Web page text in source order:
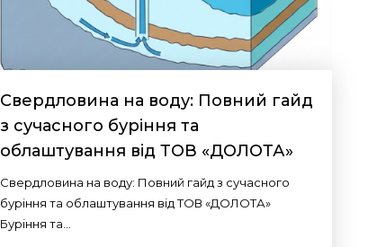
Свердловина на воду: Повний гайд
з сучасного буріння та
облаштування від ТОВ «ДОЛОТА»
Свердловина на воду: Повний гайд з сучасного
буріння та облаштування від ТОВ «ДОЛОТА»
Буріння та…